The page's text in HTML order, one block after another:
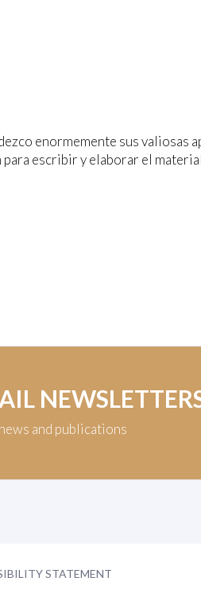
enormemente sus valiosas
escribir y elaborar el
and publications
STATEMENT